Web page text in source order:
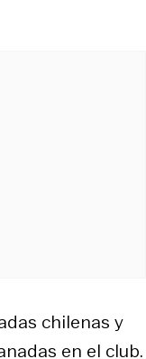
chilenas y
en el club.